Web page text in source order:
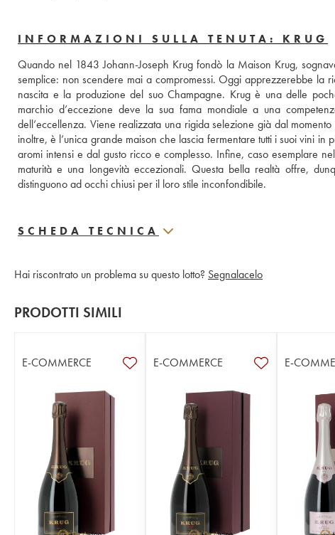
INFORMAZIONI SULLA TENUTA: KRUG
Quando nel 1843 Johann-Joseph Krug fondò la Maison Krug,
semplice: non scendere mai a compromessi. Oggi apprezzerebbe
nascita e la produzione del suo Champagne. Krug è una delle
marchio d’eccezione deve la sua fama mondiale a una
dell’eccellenza. Viene realizzata una rigida selezione già dal
inoltre, è l’unica grande maison che lascia fermentare tutti i suoi vini
aromi intensi e dal gusto ricco e complesso. Infine, caso esemplare
maturità e una longevità eccezionali. Questa bella realtà offre,
distinguono ad occhi chiusi per il loro stile inconfondibile.
SCHEDA TECNICA
Hai riscontrato un problema su questo lotto? Segnalacelo
PRODOTTI SIMILI
E-COMMERCE E-COMMERCE E-